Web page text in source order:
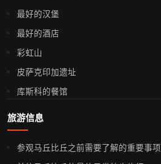
最好的汉堡
最好的酒店
彩虹山
皮萨克印加遗址
库斯科的餐馆
旅游信息
参观马丘比丘之前需要了解的重要事项